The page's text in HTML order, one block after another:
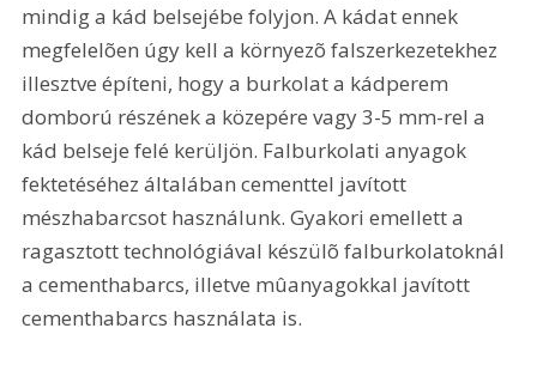
mindig a kád belsejébe folyjon. A kádat ennek
megfelelõen úgy kell a környezõ falszerkezetekhez
illesztve építeni, hogy a burkolat a kádperem
domború részének a közepére vagy 3-5 mm-rel a
kád belseje felé kerüljön. Falburkolati anyagok
fektetéséhez általában cementtel javított
mészhabarcsot használunk. Gyakori emellett a
ragasztott technológiával készülõ falburkolatoknál
a cementhabarcs, illetve mûanyagokkal javított
cementhabarcs használata is.